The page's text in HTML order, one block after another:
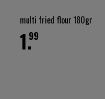
multi fried flour 180gr
99
1.